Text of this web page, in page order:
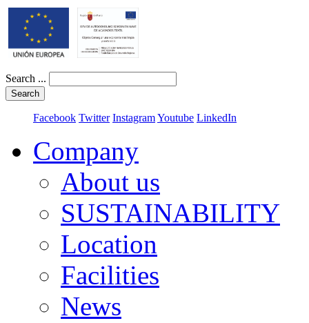
Search ...
Search
Facebook Twitter InstagramYoutube LinkedIn
Company
About us
SUSTAINABILITY
Location
Facilities
News